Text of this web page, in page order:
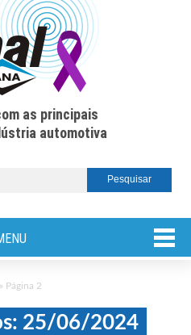
as principais
automotiva
» Página 2
25/06/2024